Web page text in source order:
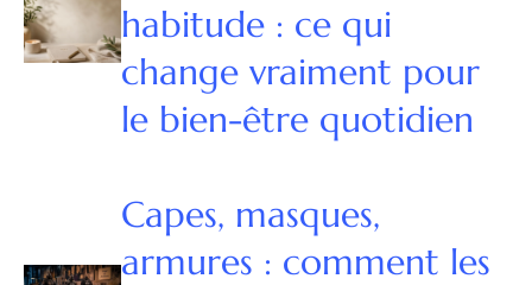
habitude : ce qui
change vraiment pour
le bien-être quotidien
Capes, masques,
armures : comment les